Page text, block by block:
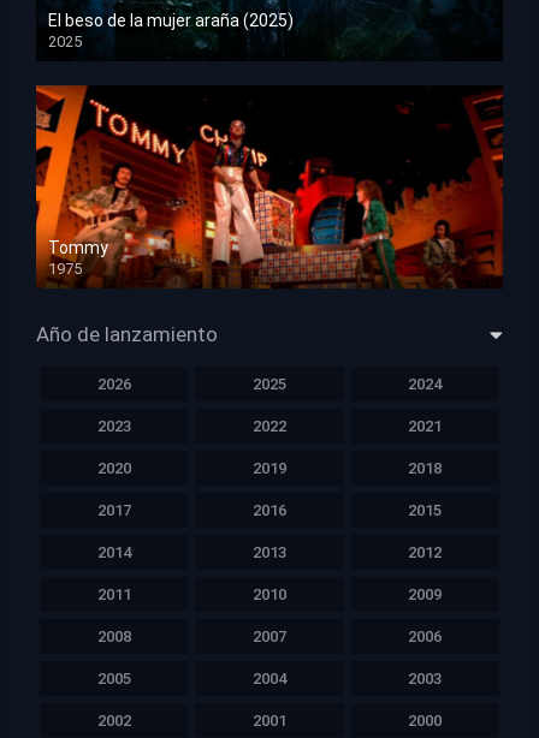
El beso de la mujer araña (2025)
2025
HD 1080p
Tommy
1975
HD 1080p
Año de lanzamiento
2026 2025 2024
2023 2022 2021
2020 2019 2018
2017 2016 2015
2014 2013 2012
2011 2010 2009
2008 2007 2006
2005 2004 2003
2002 2001 2000